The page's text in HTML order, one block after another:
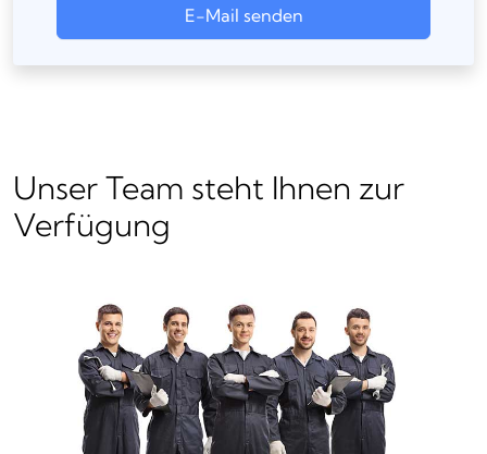
E-Mail senden
Unser Team steht Ihnen zur
Verfügung